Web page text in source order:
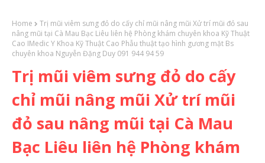
Home
Trị mũi viêm sưng đỏ do cấy chỉ mũi nâng mũi Xử trí mũi đỏ sau
nâng mũi tại Cà Mau Bạc Liêu liên hệ Phòng khám chuyên khoa Kỹ Thuật
Cao IMedic Y Khoa Kỹ Thuật Cao Phẫu thuật tạo hình gương mặt Bs
chuyên khoa Nguyễn Đặng Duy 091 944 94 59
Trị mũi viêm sưng đỏ do cấy
chỉ mũi nâng mũi Xử trí mũi
đỏ sau nâng mũi tại Cà Mau
Bạc Liêu liên hệ Phòng khám